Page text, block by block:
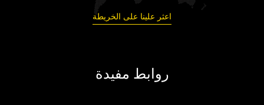
اعثر علينا على الخريطة
روابط مفيدة